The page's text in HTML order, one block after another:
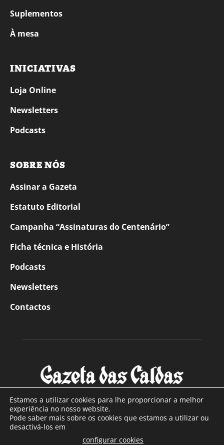
Suplementos
À mesa
INICIATIVAS
Loja Online
Newsletters
Podcasts
SOBRE NÓS
Assinar a Gazeta
Estatuto Editorial
Campanha “Assinaturas do Centenário”
Ficha técnica e História
Podcasts
Newsletters
Contactos
SOBRE NÓS
Com sede nas Caldas da Rainha e mais de 90 anos de
Estamos a utilizar cookies para lhe proporcionar a melhor
experiência no nosso website.
Pode saber mais sobre os cookies que estamos a utilizar ou
desactivá-los em
configurar cookies